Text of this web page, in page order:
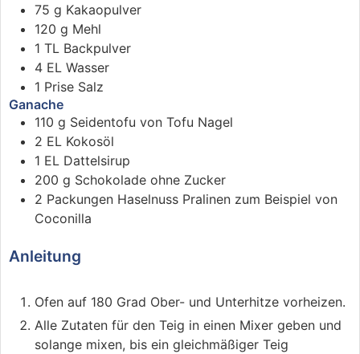
75 g Kakaopulver
120 g Mehl
1 TL Backpulver
4 EL Wasser
1 Prise Salz
Ganache
110 g Seidentofu von Tofu Nagel
2 EL Kokosöl
1 EL Dattelsirup
200 g Schokolade ohne Zucker
2 Packungen Haselnuss Pralinen zum Beispiel von
Coconilla
Anleitung
Ofen auf 180 Grad Ober- und Unterhitze vorheizen.
Alle Zutaten für den Teig in einen Mixer geben und
solange mixen, bis ein gleichmäßiger Teig